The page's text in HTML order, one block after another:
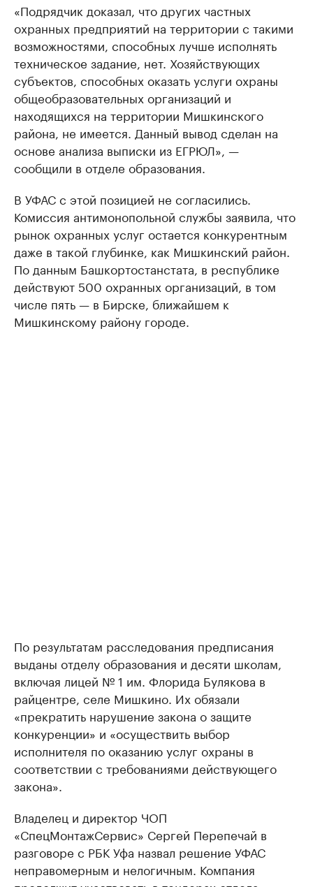
«Подрядчик доказал, что других частных
охранных предприятий на территории с такими
возможностями, способных лучше исполнять
техническое задание, нет. Хозяйствующих
субъектов, способных оказать услуги охраны
общеобразовательных организаций и
находящихся на территории Мишкинского
района, не имеется. Данный вывод сделан на
основе анализа выписки из ЕГРЮЛ», —
сообщили в отделе образования.
В УФАС с этой позицией не согласились.
Комиссия антимонопольной службы заявила, что
рынок охранных услуг остается конкурентным
даже в такой глубинке, как Мишкинский район.
По данным Башкортостанстата, в республике
действуют 500 охранных организаций, в том
числе пять — в Бирске, ближайшем к
Мишкинскому району городе.
По результатам расследования предписания
выданы отделу образования и десяти школам,
включая лицей № 1 им. Флорида Булякова в
райцентре, селе Мишкино. Их обязали
«прекратить нарушение закона о защите
конкуренции» и «осуществить выбор
исполнителя по оказанию услуг охраны в
соответствии с требованиями действующего
закона».
Владелец и директор ЧОП
«СпецМонтажСервис» Сергей Перепечай в
разговоре с РБК Уфа назвал решение УФАС
неправомерным и нелогичным. Компания